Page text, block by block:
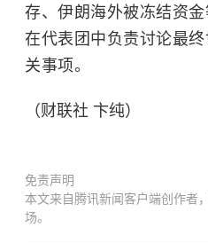
存、伊朗海外被冻结资
在代表团中负责讨论最
关事项。
（财联社 卞纯）
免责声明
本文来自腾讯新闻客户端创作者
场。